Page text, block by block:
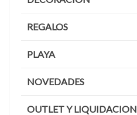
REGALOS
PLAYA
NOVEDADES
OUTLET Y LIQUIDACION